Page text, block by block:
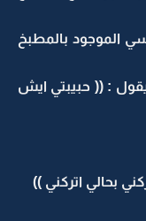
الموجود بالمطبخ
: (( حبيبتي ايش
بحالي اتركني ))